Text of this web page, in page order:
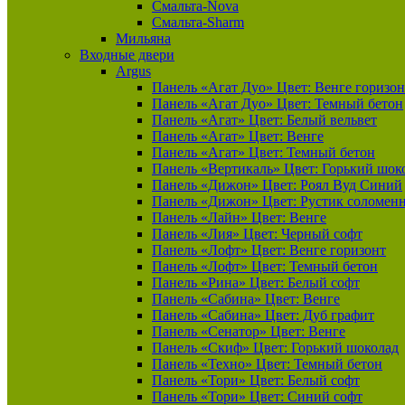
Смальта-Nova
Смальта-Sharm
Мильяна
Входные двери
Argus
Панель «Агат Дуо» Цвет: Венге
Панель «Агат Дуо» Цвет: Темный бетон
Панель «Агат» Цвет: Белый вельвет
Панель «Агат» Цвет: Венге
Панель «Агат» Цвет: Темный бетон
Панель «Вертикаль» Цвет: Горький
Панель «Дижон» Цвет: Роял Вуд Синий
Панель «Дижон» Цвет: Рустик
Панель «Лайн» Цвет: Венге
Панель «Лия» Цвет: Черный софт
Панель «Лофт» Цвет: Венге горизонт
Панель «Лофт» Цвет: Темный бетон
Панель «Рина» Цвет: Белый софт
Панель «Сабина» Цвет: Венге
Панель «Сабина» Цвет: Дуб графит
Панель «Сенатор» Цвет: Венге
Панель «Скиф» Цвет: Горький шоколад
Панель «Техно» Цвет: Темный бетон
Панель «Тори» Цвет: Белый софт
Панель «Тори» Цвет: Синий софт